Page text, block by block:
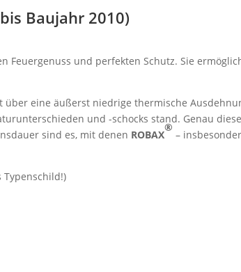
Baujahr 2010)
Feuergenuss und perfekten Schutz. Sie
eine äußerst niedrige thermische
und -schocks stand. Genau
sind es, mit denen ROBAX
®
–
Typenschild!)